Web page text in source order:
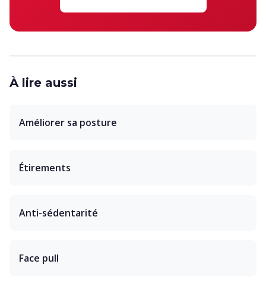
À lire aussi
Améliorer sa posture
Étirements
Anti-sédentarité
Face pull